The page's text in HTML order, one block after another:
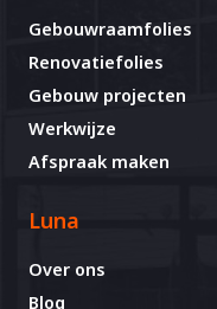
Gebouwraamfolies
Renovatiefolies
Gebouw projecten
Werkwijze
Afspraak maken
Luna
Over ons
Blog